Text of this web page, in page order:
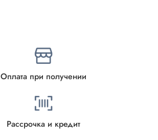
Оплата при получении
Рассрочка и кредит